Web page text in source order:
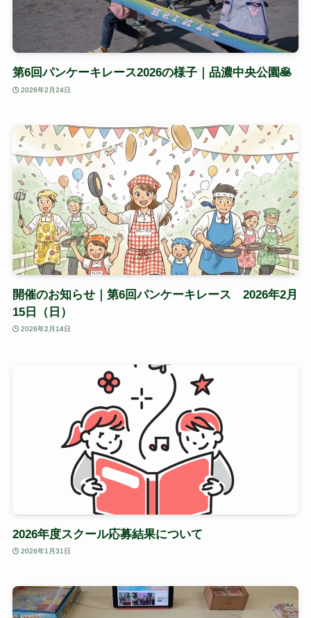
第6回パンケーキレース2026の様子｜品濃中央公園🥞
2026年2月24日
開催のお知らせ｜第6回パンケーキレース 2026年2月
15日（日）
2026年2月14日
2026年度スクール応募結果について
2026年1月31日